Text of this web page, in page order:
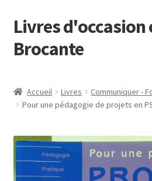
Aller
à
la
Aller
au
contenu
Livres d'occasion
Brocante
Accueil Livres Communiquer -
Pour une pédagogie de projets en